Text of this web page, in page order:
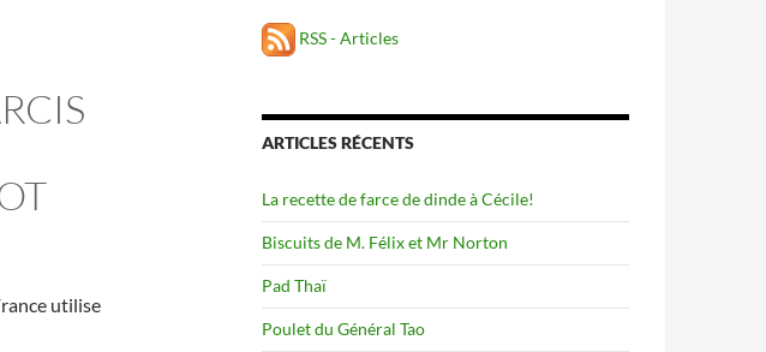
utilise
RSS - Articles
ARTICLES RÉCENTS
La recette de farce de dinde à Cécile!
Biscuits de M. Félix et Mr Norton
Pad Thaï
Poulet du Général Tao